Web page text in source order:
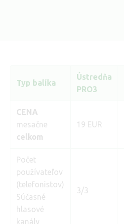
Typ balíka
Ústredňa
PRO3
CENA
mesačne
celkom
19 EUR
Počet
používateľov
(telefonistov)
Súčasné
hlasové
kanály
3/3